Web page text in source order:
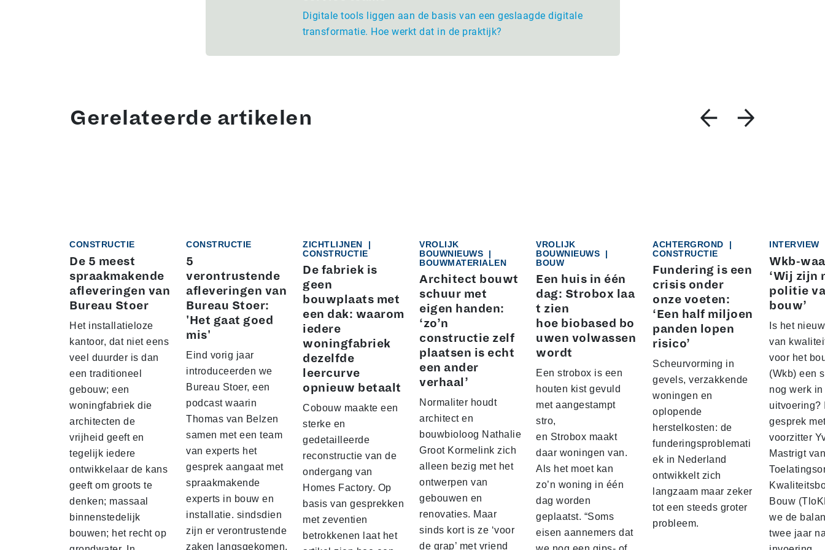
Digitale tools liggen aan de basis van een geslaagde digitale
transformatie. Hoe werkt dat in de praktijk?
Gerelateerde artikelen
CONSTRUCTIE
De 5 meest
spraakmakende
afleveringen van
Bureau Stoer
Het installatieloze
kantoor, dat niet eens
veel duurder is dan
een traditioneel
gebouw; een
woningfabriek die
architecten de
vrijheid geeft en
tegelijk iedere
ontwikkelaar de kans
geeft om groots te
denken; massaal
binnenstedelijk
bouwen; het recht op
CONSTRUCTIE
5
verontrustende
afleveringen van
Bureau Stoer:
'Het gaat goed
mis'
Eind vorig jaar
introduceerden we
Bureau Stoer, een
podcast waarin
Thomas van Belzen
samen met een team
van experts het
gesprek aangaat met
spraakmakende
experts in bouw en
installatie. sindsdien
zijn er verontrustende
zaken langsgekomen.
ZICHTLIJNEN
|
CONSTRUCTIE
De fabriek is
geen
bouwplaats met
een dak: waarom
iedere
woningfabriek
dezelfde
leercurve
opnieuw betaalt
Cobouw maakte een
sterke en
gedetailleerde
reconstructie van de
ondergang van
Homes Factory. Op
basis van gesprekken
met zeventien
betrokkenen laat het
VROLIJK
BOUWNIEUWS
|
BOUWMATERIALEN
Architect bouwt
schuur met
eigen handen:
‘zo’n
constructie zelf
plaatsen is echt
een ander
verhaal’
Normaliter houdt
architect en
bouwbioloog Nathalie
Groot Kormelink zich
alleen bezig met het
ontwerpen van
gebouwen en
renovaties. Maar
sinds kort is ze ‘voor
de grap’ met vriend
VROLIJK
BOUWNIEUWS
|
BOUW
Een huis in één
dag: Strobox laa
t zien
hoe biobased bo
uwen volwassen
wordt
Een strobox is een
houten kist gevuld
met aangestampt
stro,
en Strobox maakt
daar woningen van.
Als het moet kan
zo’n woning in één
dag worden
geplaatst. “Soms
eisen aannemers dat
ACHTERGROND
|
CONSTRUCTIE
Fundering is een
crisis onder
onze voeten:
‘Een half miljoen
panden lopen
risico’
Scheurvorming in
gevels, verzakkende
woningen en
oplopende
herstelkosten: de
funderingsproblemati
ek in Nederland
ontwikkelt zich
langzaam maar zeker
tot een steeds groter
probleem.
INTERVIEW
Wkb-
‘Wij zijn
politie
bouw’
Is het
van
voor het
(Wkb) een
nog werk in
uitvoering?
gesprek
voorzitter
Mastrigt
Bouw
we de
twee jaar